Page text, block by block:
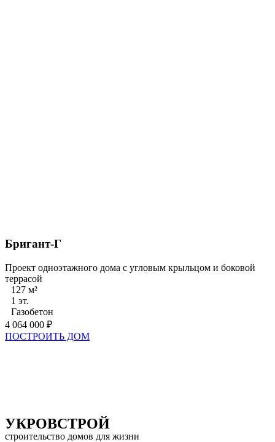
Бригант-Г
Проект одноэтажного дома с угловым крыльцом и боковой
террасой
127 м²
1 эт.
Газобетон
4 064 000 ₽
ПОСТРОИТЬ ДОМ
УКРОВСТРОЙ
строительство домов для жизни